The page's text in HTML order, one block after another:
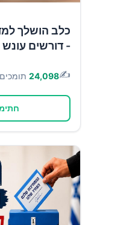
כלב הושלך
- דורשים
✍️
24,098 תומכים